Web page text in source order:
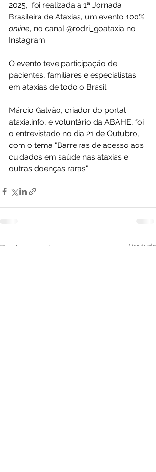
2025,  foi realizada a 1ª Jornada
Brasileira de Ataxias, um evento 100%
online, no canal @rodri_goataxia no
Instagram.
O evento teve participação de
pacientes, familiares e especialistas
em ataxias de todo o Brasil. ​
Márcio Galvão, criador do portal
ataxia.info, e voluntário da ABAHE, foi
o entrevistado no dia 21 de Outubro,
com o tema "Barreiras de acesso aos
cuidados em saúde nas ataxias e
outras doenças raras".
Posts recentes Ver tudo